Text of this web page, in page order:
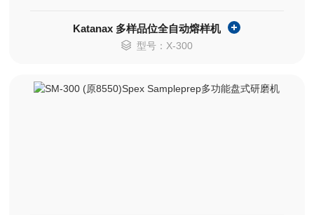
Katanax 多样品位全自动熔样机
型号：X-300